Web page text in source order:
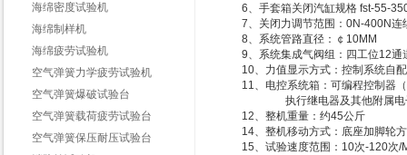
海绵密度试验机
海绵制样机
海绵疲劳试验机
空气弹簧力学疲劳试验机
空气弹簧爆破试验台
空气弹簧载荷疲劳试验台
空气弹簧保压耐压试验台
6、手套箱关闭汽缸规格 fst-55-
7、关闭力调节范围：0N-400N连
8、系统管路直径：￠10MM
9、系统集成气阀组：四工位12通
10、力值显示方式：控制系统自
11、电控系统箱：可编程控制器
执行继电器及其他附属电子
12、整机重量：约45公斤
14、整机移动方式：底座加脚轮
15、试验速度范围：10次-120次/